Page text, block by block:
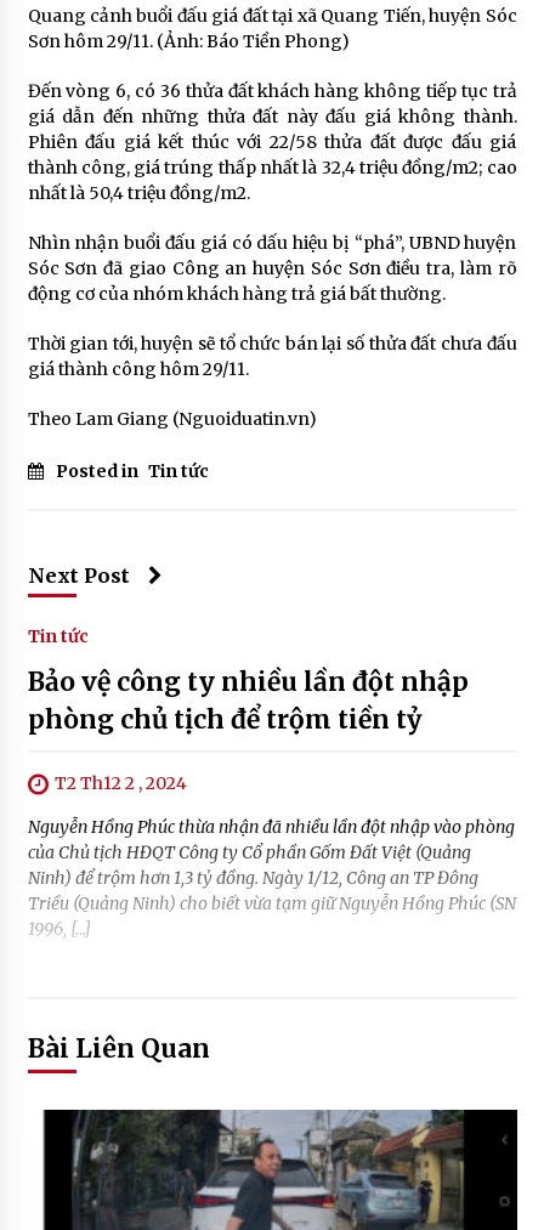
Quang cảnh buổi đấu giá đất tại xã Quang Tiến, huyện Sóc
Sơn hôm 29/11. (Ảnh: Báo Tiền Phong)
Đến vòng 6, có 36 thửa đất khách hàng không tiếp tục trả
giá dẫn đến những thửa đất này đấu giá không thành.
Phiên đấu giá kết thúc với 22/58 thửa đất được đấu giá
thành công, giá trúng thấp nhất là 32,4 triệu đồng/m2; cao
nhất là 50,4 triệu đồng/m2.
Nhìn nhận buổi đấu giá có dấu hiệu bị “phá”, UBND huyện
Sóc Sơn đã giao Công an huyện Sóc Sơn điều tra, làm rõ
động cơ của nhóm khách hàng trả giá bất thường.
Thời gian tới, huyện sẽ tổ chức bán lại số thửa đất chưa đấu
giá thành công hôm 29/11.
Theo Lam Giang (Nguoiduatin.vn)
Posted in Tin tức
Next Post
Tin tức
Bảo vệ công ty nhiều lần đột nhập
phòng chủ tịch để trộm tiền tỷ
T2 Th12 2 , 2024
Nguyễn Hồng Phúc thừa nhận đã nhiều lần đột nhập vào phòng
của Chủ tịch HĐQT Công ty Cổ phần Gốm Đất Việt (Quảng
Ninh) để trộm hơn 1,3 tỷ đồng. Ngày 1/12, Công an TP Đông
Triều (Quảng Ninh) cho biết vừa tạm giữ Nguyễn Hồng Phúc (SN
1996, […]
Bài Liên Quan